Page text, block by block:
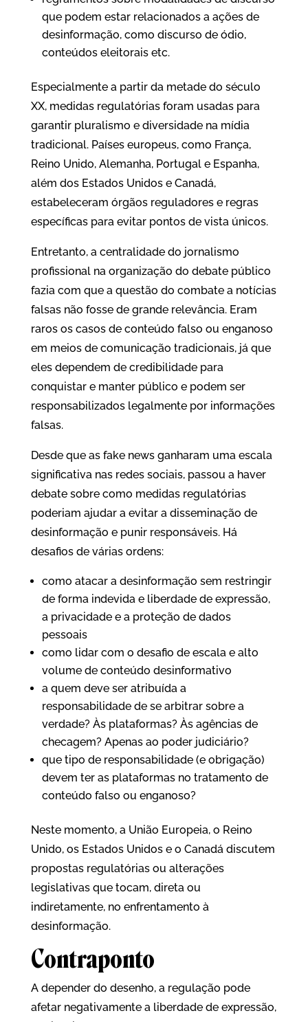
que podem estar relacionados a ações de
desinformação, como discurso de ódio,
conteúdos eleitorais etc.
Especialmente a partir da metade do século
XX, medidas regulatórias foram usadas para
garantir pluralismo e diversidade na mídia
tradicional. Países europeus, como França,
Reino Unido, Alemanha, Portugal e Espanha,
além dos Estados Unidos e Canadá,
estabeleceram órgãos reguladores e regras
específicas para evitar pontos de vista únicos.
Entretanto, a centralidade do jornalismo
profissional na organização do debate público
fazia com que a questão do combate a notícias
falsas não fosse de grande relevância. Eram
raros os casos de conteúdo falso ou enganoso
em meios de comunicação tradicionais, já que
eles dependem de credibilidade para
conquistar e manter público e podem ser
responsabilizados legalmente por informações
falsas.
Desde que as fake news ganharam uma escala
significativa nas redes sociais, passou a haver
debate sobre como medidas regulatórias
poderiam ajudar a evitar a disseminação de
desinformação e punir responsáveis. Há
desafios de várias ordens:
como atacar a desinformação sem restringir
de forma indevida e liberdade de expressão,
a privacidade e a proteção de dados
pessoais
como lidar com o desafio de escala e alto
volume de conteúdo desinformativo
a quem deve ser atribuída a
responsabilidade de se arbitrar sobre a
verdade? Às plataformas? Às agências de
checagem? Apenas ao poder judiciário?
que tipo de responsabilidade (e obrigação)
devem ter as plataformas no tratamento de
conteúdo falso ou enganoso?
Neste momento, a União Europeia, o Reino
Unido, os Estados Unidos e o Canadá discutem
propostas regulatórias ou alterações
legislativas que tocam, direta ou
indiretamente, no enfrentamento à
desinformação.
Contraponto
A depender do desenho, a regulação pode
afetar negativamente a liberdade de expressão,